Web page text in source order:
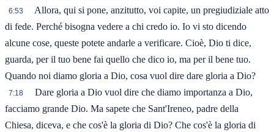
6:53
Allora, qui si pone, anzitutto, voi capite, un pregiudiziale atto
di fede. Perché bisogna vedere a chi credo io. Io vi sto dicendo
alcune cose, queste potete andarle a verificare. Cioè, Dio ti dice,
guarda, per il tuo bene fai quello che dico io, ma per il bene tuo.
Quando noi diamo gloria a Dio, cosa vuol dire dare gloria a Dio?
7:18
Dare gloria a Dio vuol dire che diamo importanza a Dio,
facciamo grande Dio. Ma sapete che Sant'Ireneo, padre della
Chiesa, diceva, e che cos'è la gloria di Dio? Che cos'è la gloria di